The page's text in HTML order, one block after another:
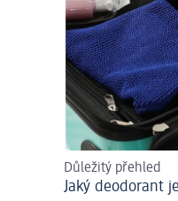
Důležitý přehled
Jaký deodorant